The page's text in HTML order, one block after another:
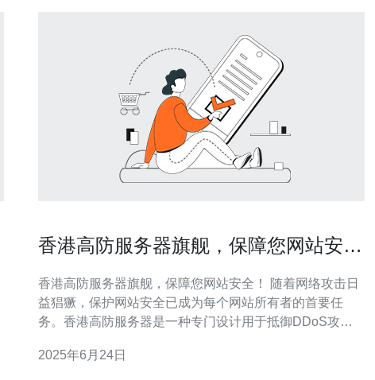
香港高防服务器旗舰，保障您网站安
香港高防服务器旗舰，保障您网站安全！ 随着网络攻击日
益猖獗，保护网站安全已成为每个网站所有者的首要任
务。香港高防服务器是一种专门设计用于抵御DDoS攻击
高防服务器具有以下几个显著的优势： 强大的防御能力：
2025年6月24日